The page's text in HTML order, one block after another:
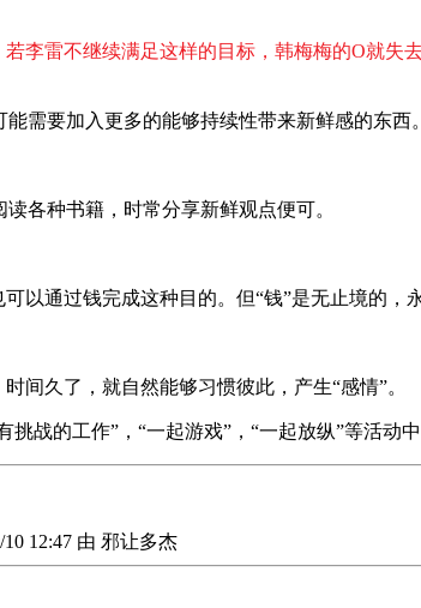
若李雷不继续满足这样的目标，韩梅梅的O就失
需要加入更多的能够持续性带来新鲜感的东西
各种书籍，时常分享新鲜观点便可。
以通过钱完成这种目的。但“钱”是无止境的
间久了，就自然能够习惯彼此，产生“感情”。
战的工作”，“一起游戏”，“一起放纵”等活
10 12:47 由 邪让多杰